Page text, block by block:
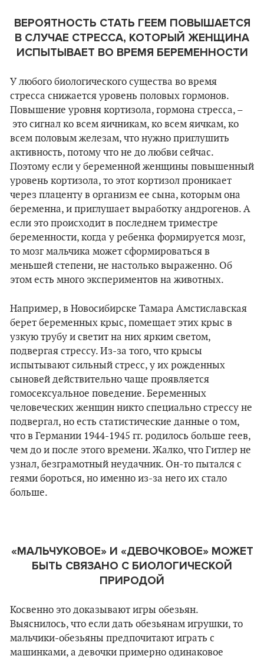
ВЕРОЯТНОСТЬ СТАТЬ ГЕЕМ ПОВЫШАЕТСЯ
В СЛУЧАЕ СТРЕССА, КОТОРЫЙ ЖЕНЩИНА
ИСПЫТЫВАЕТ ВО ВРЕМЯ БЕРЕМЕННОСТИ
У любого биологического существа во время
стресса снижается уровень половых гормонов.
Повышение уровня кортизола, гормона стресса, –
это сигнал ко всем яичникам, ко всем яичкам, ко
всем половым железам, что нужно приглушить
активность, потому что не до любви сейчас.
Поэтому если у беременной женщины повышенный
уровень кортизола, то этот кортизол проникает
через плаценту в организм ее сына, которым она
беременна, и приглушает выработку андрогенов. А
если это происходит в последнем триместре
беременности, когда у ребенка формируется мозг,
то мозг мальчика может сформироваться в
меньшей степени, не настолько выраженно. Об
этом есть много экспериментов на животных.
Например, в Новосибирске Тамара Амстиславская
берет беременных крыс, помещает этих крыс в
узкую трубу и светит на них ярким светом,
подвергая стрессу. Из-за того, что крысы
испытывают сильный стресс, у их рожденных
сыновей действительно чаще проявляется
гомосексуальное поведение. Беременных
человеческих женщин никто специально стрессу не
подвергал, но есть статистические данные о том,
что в Германии 1944-1945 гг. родилось больше геев,
чем до и после этого времени. Жалко, что Гитлер не
узнал, безграмотный неудачник. Он-то пытался с
геями бороться, но именно из-за него их стало
больше.
«МАЛЬЧУКОВОЕ» И «ДЕВОЧКОВОЕ»МОЖЕТ
БЫТЬ СВЯЗАНО С БИОЛОГИЧЕСКОЙ
ПРИРОДОЙ
Косвенно это доказывают игры обезьян.
Выяснилось, что если дать обезьянам игрушки, то
мальчики-обезьяны предпочитают играть с
машинками, а девочки примерно одинаковое